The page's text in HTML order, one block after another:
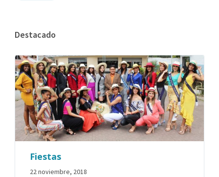
Destacado
Fiestas
22 noviembre, 2018